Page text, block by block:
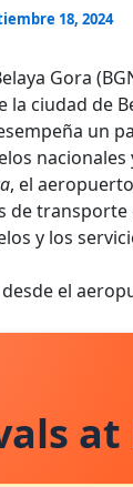
18, 2024
Gora
la ciudad de
un
, el
de transporte
y los
el
at